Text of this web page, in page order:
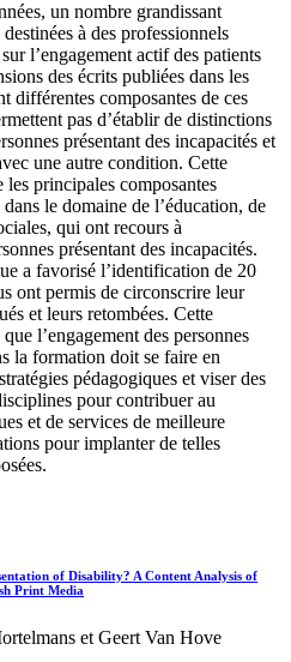
un nombre grandissant
à des professionnels
l’engagement actif des patients
des écrits publiées dans les
différentes composantes de ces
pas d’établir de distinctions
présentant des incapacités et
une autre condition. Cette
les principales composantes
le domaine de l’éducation, de
qui ont recours à
présentant des incapacités.
a favorisé l’identification de 20
ont permis de circonscrire leur
et leurs retombées. Cette
l’engagement des personnes
la formation doit se faire en
pédagogiques et viser des
pour contribuer au
et de services de meilleure
pour implanter de telles
of Disability? A Content Analysis of
Print Media
et Geert Van Hove